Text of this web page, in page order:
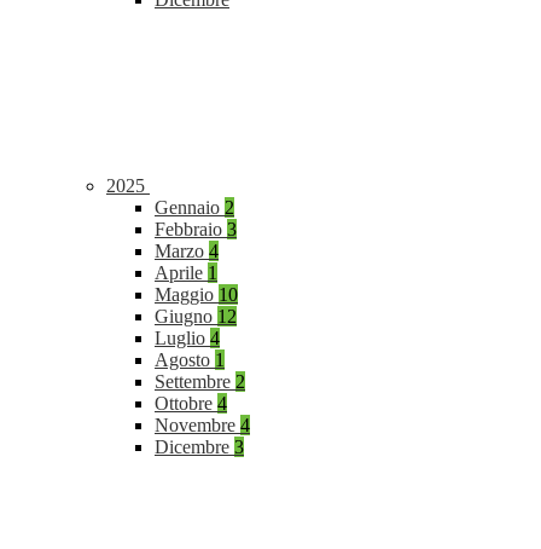
2025
Gennaio 2
Febbraio 3
Marzo 4
Aprile 1
Maggio 10
Giugno 12
Luglio 4
Agosto 1
Settembre 2
Ottobre 4
Novembre 4
Dicembre 3